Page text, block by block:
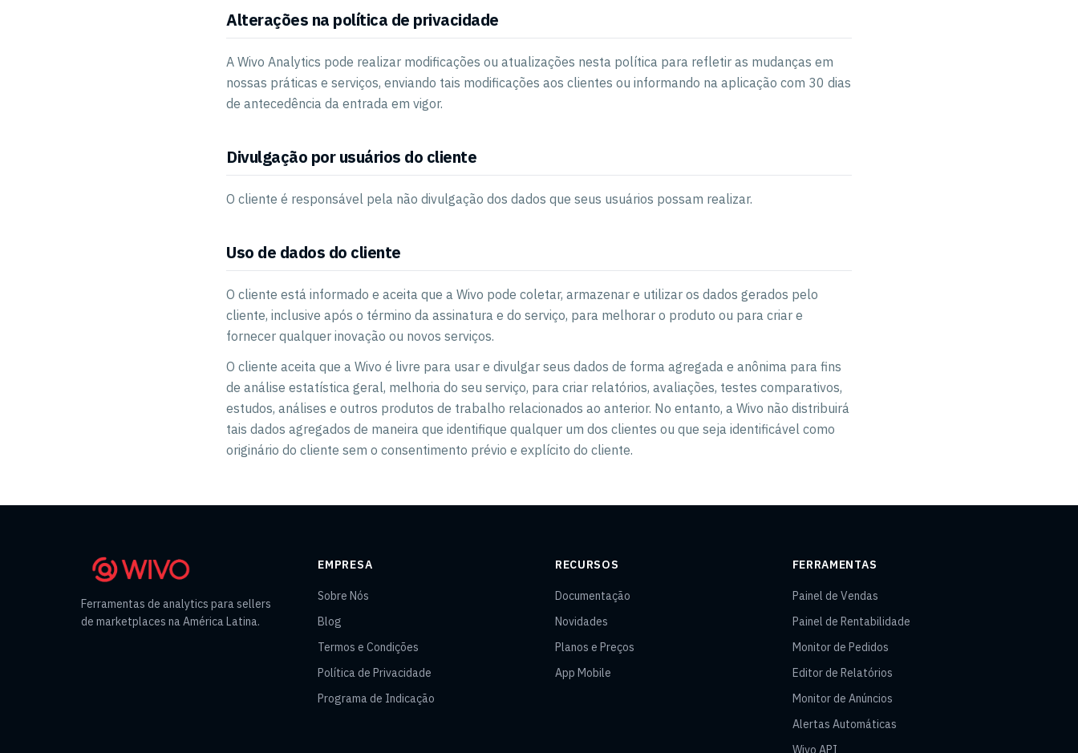
Alterações na política de privacidade
A Wivo Analytics pode realizar modificações ou atualizações nesta política para refletir as mudanças em
nossas práticas e serviços, enviando tais modificações aos clientes ou informando na aplicação com 30 dias
de antecedência da entrada em vigor.
Divulgação por usuários do cliente
O cliente é responsável pela não divulgação dos dados que seus usuários possam realizar.
Uso de dados do cliente
O cliente está informado e aceita que a Wivo pode coletar, armazenar e utilizar os dados gerados pelo
cliente, inclusive após o término da assinatura e do serviço, para melhorar o produto ou para criar e
fornecer qualquer inovação ou novos serviços.
O cliente aceita que a Wivo é livre para usar e divulgar seus dados de forma agregada e anônima para fins
de análise estatística geral, melhoria do seu serviço, para criar relatórios, avaliações, testes comparativos,
estudos, análises e outros produtos de trabalho relacionados ao anterior. No entanto, a Wivo não distribuirá
tais dados agregados de maneira que identifique qualquer um dos clientes ou que seja identificável como
originário do cliente sem o consentimento prévio e explícito do cliente.
Ferramentas de analytics para sellers
de marketplaces na América Latina.
EMPRESA
Sobre Nós
Blog
Termos e Condições
Política de Privacidade
Programa de Indicação
RECURSOS
Documentação
Novidades
Planos e Preços
App Mobile
FERRAMENTAS
Painel de Vendas
Painel de Rentabilidade
Monitor de Pedidos
Editor de Relatórios
Monitor de Anúncios
Alertas Automáticas
Wivo API